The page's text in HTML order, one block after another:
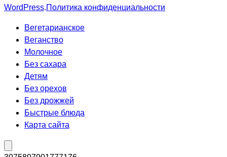
WordPress.Политика конфиденциальности
Вегетарианское
Веганство
Молочное
Без сахара
Детям
Без орехов
Без дрожжей
Быстрые блюда
Карта сайта